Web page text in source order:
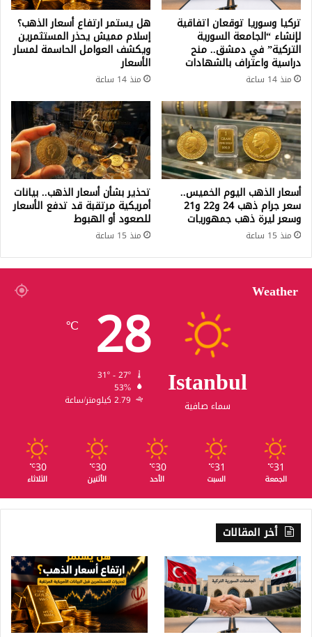
تركيا وسوريا توقعان اتفاقية
لإنشاء “الجامعة السورية
التركية” في دمشق.. منح
دراسية واعتراف بالشهادات
منذ 14 ساعة
هل يستمر ارتفاع أسعار الذهب؟
إسلام مميش يحذر المستثمرين
ويكشف العوامل الحاسمة لمسار
الأسعار
منذ 14 ساعة
أسعار الذهب اليوم الخميس..
سعر جرام ذهب 24 و22 و21
وسعر ليرة ذهب جمهوريات
منذ 15 ساعة
تحذير بشأن أسعار الذهب.. بيانات
أمريكية مرتقبة قد تدفع الأسعار
للصعود أو الهبوط
منذ 15 ساعة
Weather
Istanbul
سماء صافية
28
℃
53%
2.79 كيلومتر/ساعة
31
℃
الجمعة
31
℃
السبت
30
℃
الأحد
30
℃
الأثنين
30
℃
الثلاثاء
أخر المقالات